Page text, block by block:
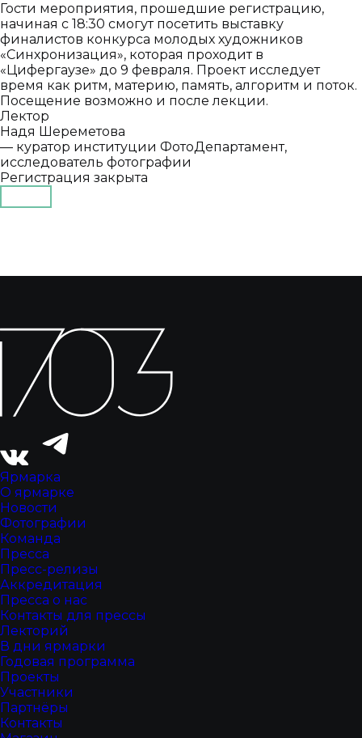
Гости мероприятия, прошедшие регистрацию,
начиная с 18:30 смогут посетить выставку
финалистов конкурса молодых художников
«Синхронизация», которая проходит в
«Цифергаузе» до 9 февраля. Проект исследует
время как ритм, материю, память, алгоритм и поток.
Посещение возможно и после лекции.
Лектор
Надя Шереметова
— куратор институции ФотоДепартамент,
исследователь фотографии
Регистрация закрыта
Ярмарка
О ярмарке
Новости
Фотографии
Команда
Пресса
Пресс-релизы
Аккредитация
Пресса о нас
Контакты для прессы
Лекторий
В дни ярмарки
Годовая программа
Проекты
Участники
Партнёры
Контакты